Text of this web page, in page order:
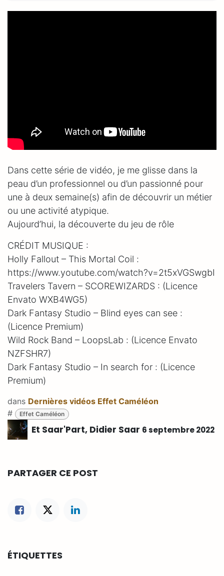
Dans cette série de vidéo, je me glisse dans la
peau d’un professionnel ou d’un passionné pour
une à deux semaine(s) afin de découvrir un métier
ou une activité atypique.
Aujourd’hui, la découverte du jeu de rôle
CRÉDIT MUSIQUE :
Holly Fallout – This Mortal Coil :
https://www.youtube.com/watch?v=2t5xVGSwgbI
Travelers Tavern – SCOREWIZARDS : (Licence
Envato WXB4WG5)
Dark Fantasy Studio – Blind eyes can see :
(Licence Premium)
Wild Rock Band – LoopsLab : (Licence Envato
NZFSHR7)
Dark Fantasy Studio – In search for : (Licence
Premium)
dans Dernières vidéos Effet Caméléon
#
Effet Caméléon
Et Saar'Part, Didier Saar 6 septembre 2022
PARTAGER CE POST
ÉTIQUETTES